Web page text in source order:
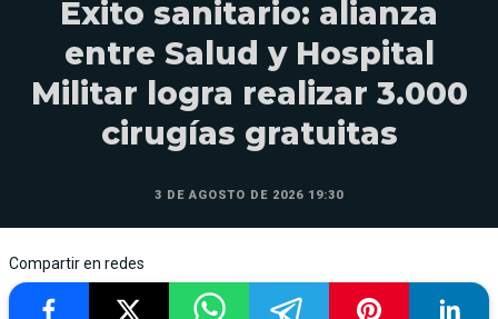
Éxito sanitario: alianza
entre Salud y Hospital
Militar logra realizar 3.000
cirugías gratuitas
3 DE AGOSTO DE 2026 19:30
Compartir en redes